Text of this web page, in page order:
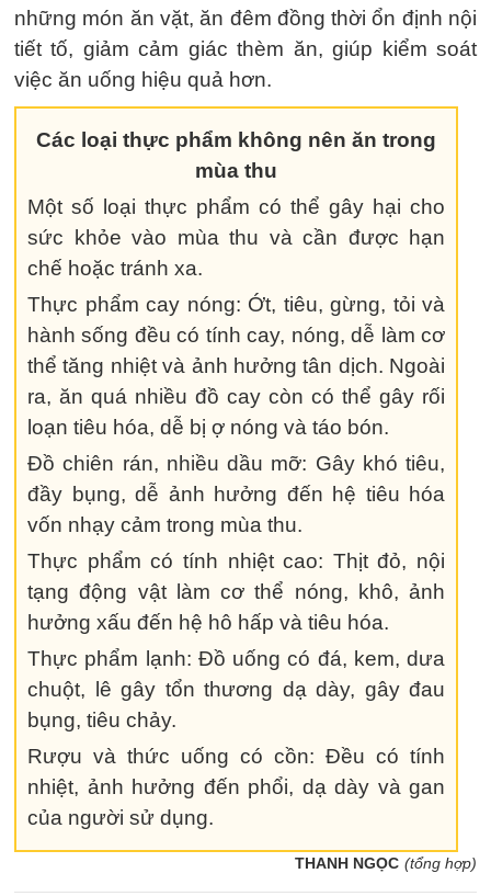
những món ăn vặt, ăn đêm đồng thời ổn định nội
tiết tố, giảm cảm giác thèm ăn, giúp kiểm soát
việc ăn uống hiệu quả hơn.
Các loại thực phẩm không nên ăn trong
mùa thu
Một số loại thực phẩm có thể gây hại cho
sức khỏe vào mùa thu và cần được hạn
chế hoặc tránh xa.
Thực phẩm cay nóng: Ớt, tiêu, gừng, tỏi và
hành sống đều có tính cay, nóng, dễ làm cơ
thể tăng nhiệt và ảnh hưởng tân dịch. Ngoài
ra, ăn quá nhiều đồ cay còn có thể gây rối
loạn tiêu hóa, dễ bị ợ nóng và táo bón.
Đồ chiên rán, nhiều dầu mỡ: Gây khó tiêu,
đầy bụng, dễ ảnh hưởng đến hệ tiêu hóa
vốn nhạy cảm trong mùa thu.
Thực phẩm có tính nhiệt cao: Thịt đỏ, nội
tạng động vật làm cơ thể nóng, khô, ảnh
hưởng xấu đến hệ hô hấp và tiêu hóa.
Thực phẩm lạnh: Đồ uống có đá, kem, dưa
chuột, lê gây tổn thương dạ dày, gây đau
bụng, tiêu chảy.
Rượu và thức uống có cồn: Đều có tính
nhiệt, ảnh hưởng đến phổi, dạ dày và gan
của người sử dụng.
THANH NGỌC (tổng hợp)